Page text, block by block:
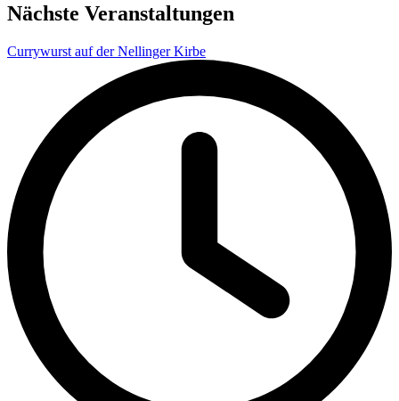
Nächste Veranstaltungen
Currywurst auf der Nellinger Kirbe